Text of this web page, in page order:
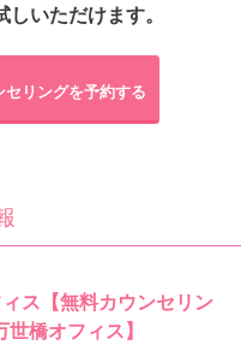
いただけます。
リングを予約する
ス【無料カウンセリン
橋オフィス】